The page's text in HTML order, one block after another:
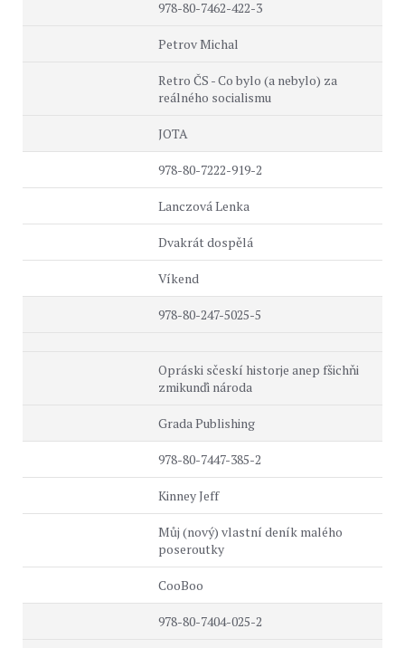
978-80-7462-422-3
Petrov Michal
Retro ČS - Co bylo (a nebylo) za
reálného socialismu
JOTA
978-80-7222-919-2
Lanczová Lenka
Dvakrát dospělá
Víkend
978-80-247-5025-5
Opráski sčeskí historje anep fšichňi
zmikunďi národa
Grada Publishing
978-80-7447-385-2
Kinney Jeff
Můj (nový) vlastní deník malého
poseroutky
CooBoo
978-80-7404-025-2